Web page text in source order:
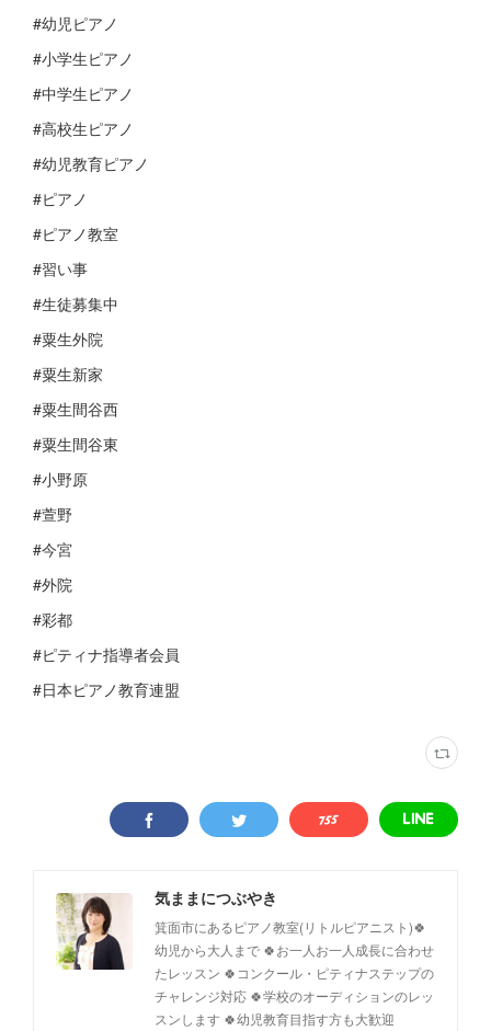
#幼児ピアノ
#小学生ピアノ
#中学生ピアノ
#高校生ピアノ
#幼児教育ピアノ
#ピアノ
#ピアノ教室
#習い事
#生徒募集中
#粟生外院
#粟生新家
#粟生間谷西
#粟生間谷東
#小野原
#萱野
#今宮
#外院
#彩都
#ピティナ指導者会員
#日本ピアノ教育連盟
気ままにつぶやき
箕面市にあるピアノ教室(リトルピアニスト)🍀
幼児から大人まで 🍀お一人お一人成長に合わせ
たレッスン 🍀コンクール・ピティナステップの
チャレンジ対応 🍀学校のオーディションのレッ
スンします 🍀幼児教育目指す方も大歓迎